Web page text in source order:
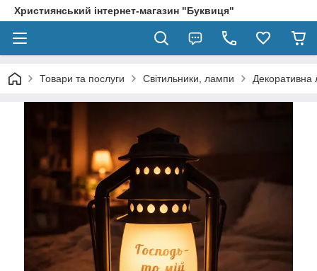
Християнський інтернет-магазин "Буквиця"
Товари та послуги Світильники, лампи Декоративна